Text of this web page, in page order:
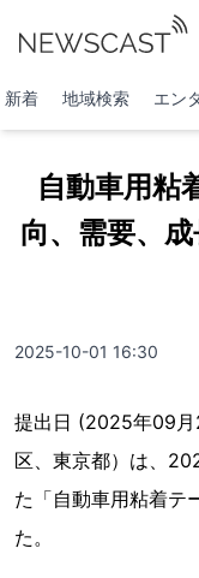
新着 地域検索 エン
自動車用粘
向、需要、
2025-10-01 16:30
提出日 (2025年09
区、東京都）は、
た「自動車用粘着テ
た。